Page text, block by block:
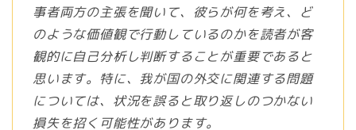
事者両方の主張を聞いて、彼らが何を考え、ど
のような価値観で行動しているのかを読者が客
観的に自己分析し判断することが重要であると
思います。特に、我が国の外交に関連する問題
については、状況を誤ると取り返しのつかない
損失を招く可能性があります。